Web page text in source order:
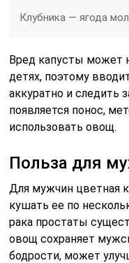
Клубника — ягода
Вред капусты может
детях, поэтому
аккуратно и следить
появляется понос,
использовать овощ.
Польза для
Для мужчин цветная
кушать ее по
рака простаты
овощ сохраняет
бодрости, может